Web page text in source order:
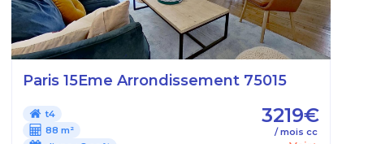
Paris 15Eme Arrondissement 75015
t4
88 m²
3219€
/ mois cc